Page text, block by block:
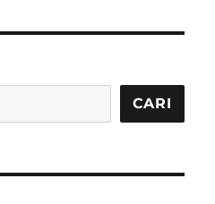
CARI